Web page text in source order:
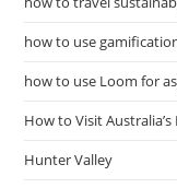
how to use
how to use Loom for
How to Visit
Hunter Valley